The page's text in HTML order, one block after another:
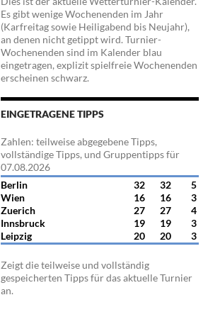
Es gibt wenige Wochenenden im Jahr
(Karfreitag sowie Heiligabend bis Neujahr),
an denen nicht getippt wird. Turnier-
Wochenenden sind im Kalender blau
eingetragen, explizit spielfreie Wochenenden
erscheinen schwarz.
EINGETRAGENE TIPPS
Zahlen: teilweise abgegebene Tipps,
vollständige Tipps, und Gruppentipps für
07.08.2026
Berlin
32 32
5
Wien
16 16
3
Zuerich
27 27
4
Innsbruck
19 19
3
Leipzig
20 20 3
Zeigt die teilweise und vollständig
gespeicherten Tipps für das aktuelle Turnier
an.